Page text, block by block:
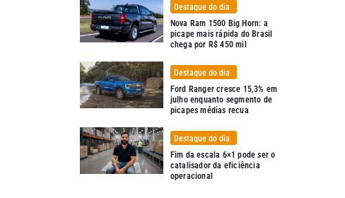
Destaque do dia
Nova Ram 1500 Big Horn: a
picape mais rápida do Brasil
chega por R$ 450 mil
Destaque do dia
Ford Ranger cresce 15,3% em
julho enquanto segmento de
picapes médias recua
Destaque do dia
Fim da escala 6×1 pode ser o
catalisador da eficiência
operacional